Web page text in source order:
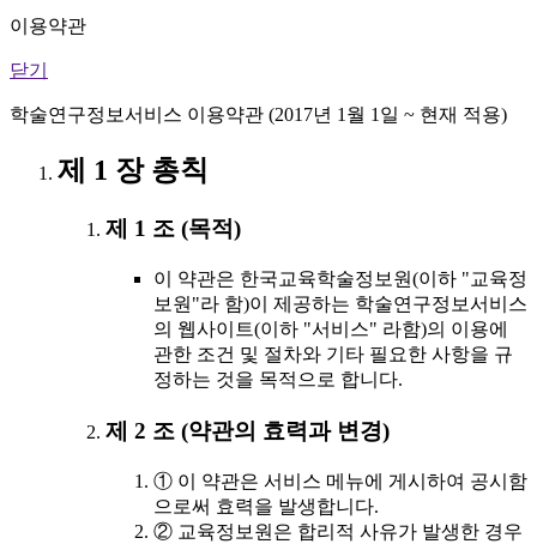
이용약관
닫기
학술연구정보서비스 이용약관 (2017년 1월 1일 ~ 현재 적용)
제 1 장 총칙
제 1 조 (목적)
이 약관은 한국교육학술정보원(이하 "교육정
보원"라 함)이 제공하는 학술연구정보서비스
의 웹사이트(이하 "서비스" 라함)의 이용에
관한 조건 및 절차와 기타 필요한 사항을 규
정하는 것을 목적으로 합니다.
제 2 조 (약관의 효력과 변경)
① 이 약관은 서비스 메뉴에 게시하여 공시함
으로써 효력을 발생합니다.
② 교육정보원은 합리적 사유가 발생한 경우